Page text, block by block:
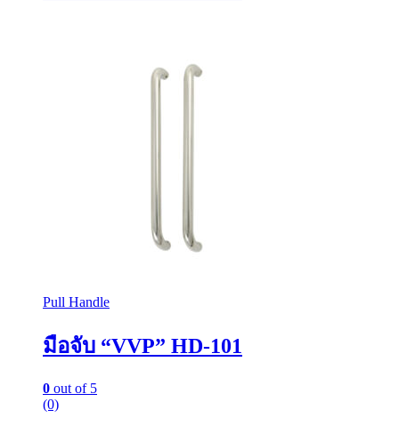
Pull Handle
มือจับ “VVP” HD-101
0 out of 5
(0)